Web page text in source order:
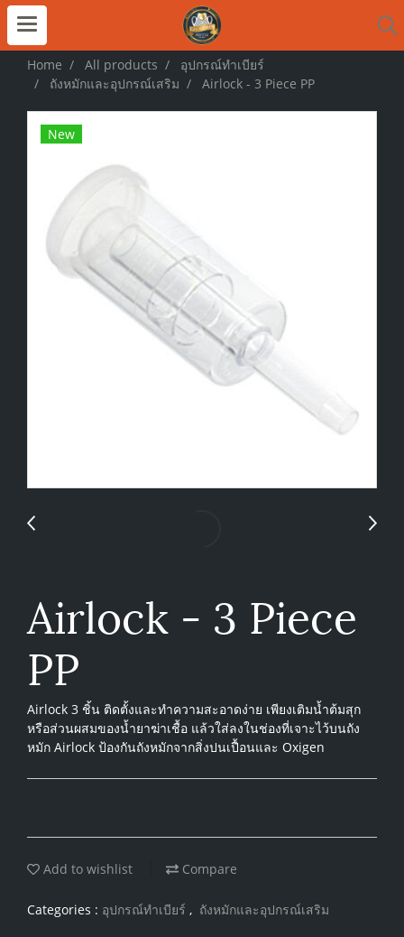
Home All products
อุปกรณ์ทำเบียร์
ถังหมักและอุปกรณ์เสริม
Airlock - 3 Piece PP
New
Airlock - 3 Piece
PP
Airlock 3 ชิ้น ติดตั้งและทำความสะอาดง่าย เพียงเติมน้ำต้มสุก
หรือส่วนผสมของน้ำยาฆ่าเชื้อ แล้วใส่ลงในช่องที่เจาะไว้บนถัง
หมัก Airlock ป้องกันถังหมักจากสิ่งปนเปื้อนและ Oxigen
Add to wishlist Compare
Categories : อุปกรณ์ทำเบียร์ , ถังหมักและอุปกรณ์เสริม